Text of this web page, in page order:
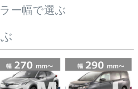
ー幅で選ぶ